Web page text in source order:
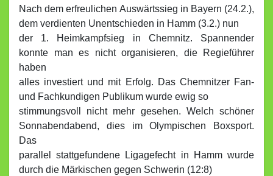
Nach dem erfreulichen Auswärtssieg in Bayern (24.2.),
dem verdienten Unentschieden in Hamm (3.2.) nun
der 1. Heimkampfsieg in Chemnitz. Spannender
konnte man es nicht organisieren, die Regieführer
haben
alles investiert und mit Erfolg. Das Chemnitzer Fan-
und Fachkundigen Publikum wurde ewig so
stimmungsvoll nicht mehr gesehen. Welch schöner
Sonnabendabend, dies im Olympischen Boxsport.
Das
parallel stattgefundene Ligagefecht in Hamm wurde
durch die Märkischen gegen Schwerin (12:8)